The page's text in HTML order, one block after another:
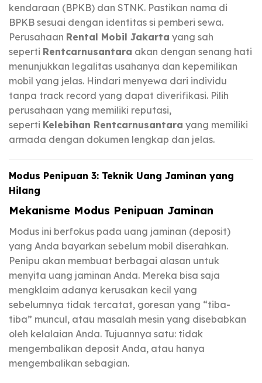
kendaraan (BPKB) dan STNK. Pastikan nama di
BPKB sesuai dengan identitas si pemberi sewa.
Perusahaan Rental Mobil Jakarta yang sah
seperti Rentcarnusantara akan dengan senang hati
menunjukkan legalitas usahanya dan kepemilikan
mobil yang jelas. Hindari menyewa dari individu
tanpa track record yang dapat diverifikasi. Pilih
perusahaan yang memiliki reputasi,
seperti Kelebihan Rentcarnusantara yang memiliki
armada dengan dokumen lengkap dan jelas.
Modus Penipuan 3: Teknik Uang Jaminan yang
Hilang
Mekanisme Modus Penipuan Jaminan
Modus ini berfokus pada uang jaminan (deposit)
yang Anda bayarkan sebelum mobil diserahkan.
Penipu akan membuat berbagai alasan untuk
menyita uang jaminan Anda. Mereka bisa saja
mengklaim adanya kerusakan kecil yang
sebelumnya tidak tercatat, goresan yang “tiba-
tiba” muncul, atau masalah mesin yang disebabkan
oleh kelalaian Anda. Tujuannya satu: tidak
mengembalikan deposit Anda, atau hanya
mengembalikan sebagian.